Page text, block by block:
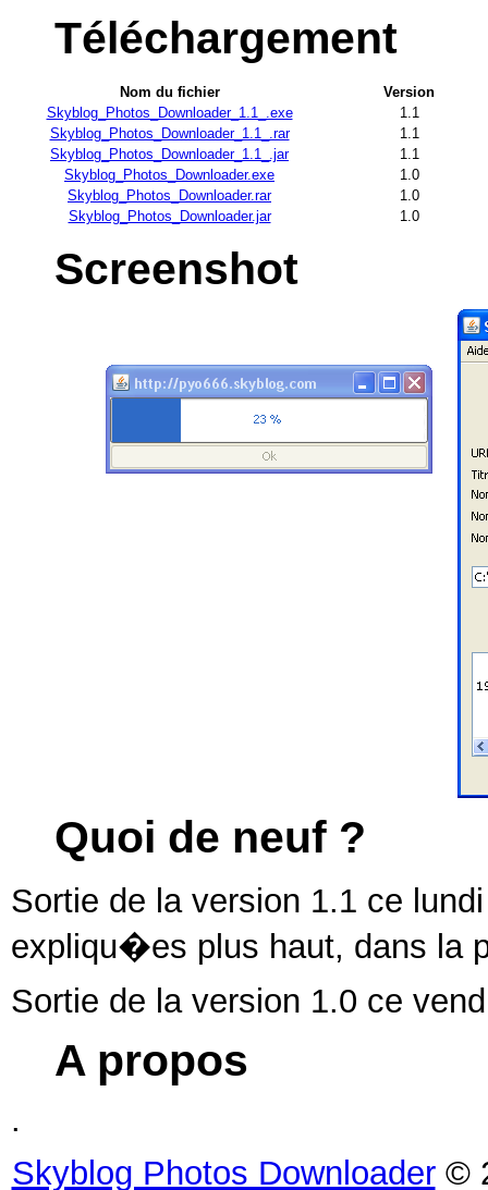
Téléchargement
Nom du fichier
Version
Skyblog_Photos_Downloader_1.1_.exe
1.1
Skyblog_Photos_Downloader_1.1_.rar
1.1
Skyblog_Photos_Downloader_1.1_.jar
1.1
Skyblog_Photos_Downloader.exe
1.0
Skyblog_Photos_Downloader.rar
1.0
Skyblog_Photos_Downloader.jar
1.0
Screenshot
Quoi de neuf ?
Sortie de la version 1.1 ce
expliqu�es plus haut, dans la
Sortie de la version 1.0 ce
A propos
.
Skyblog Photos Downloader©